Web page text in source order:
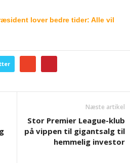
lover bedre tider: Alle vil
Næste artikel
Stor Premier League-klub
på vippen til gigantsalg til
hemmelig investor